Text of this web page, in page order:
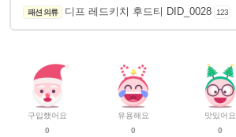
패션 의류 디프 레드키치 후드티 DID_0028 123
구입했어요
0
유용해요
0
맛있어요
0